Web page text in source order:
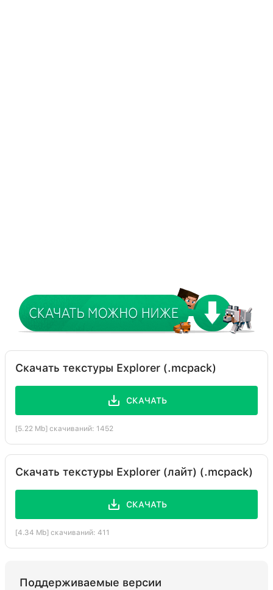
Скачать текстуры Explorer (.mcpack)
СКАЧАТЬ
[5.22 Mb] скачиваний: 1452
Скачать текстуры Explorer (лайт) (.mcpack)
СКАЧАТЬ
[4.34 Mb] скачиваний: 411
Поддерживаемые версии